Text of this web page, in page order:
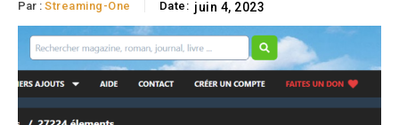
Par : Streaming-One Date: juin 4, 2023